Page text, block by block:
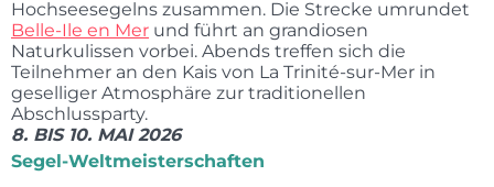
Hochseesegelns zusammen. Die Strecke umrundet
Belle-Ile en Mer und führt an grandiosen
Naturkulissen vorbei. Abends treffen sich die
Teilnehmer an den Kais von La Trinité-sur-Mer in
geselliger Atmosphäre zur traditionellen
Abschlussparty.
8. BIS 10. MAI 2026
Segel-Weltmeisterschaften